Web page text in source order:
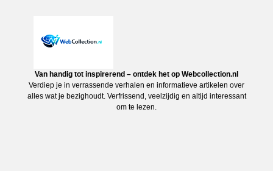
Van handig tot inspirerend – ontdek het op Webcollection.nl
Verdiep je in verrassende verhalen en informatieve artikelen over
alles wat je bezighoudt. Verfrissend, veelzijdig en altijd interessant
om te lezen.